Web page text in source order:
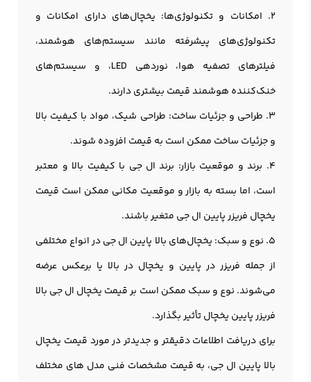
2. امکانات و تکنولوژی‌ها: يخچال‌های دارای امکانات و
تکنولوژی‌های پیشرفته مانند سیستم‌های هوشمند،
فیلترهای تصفیه هوا، نوردهی LED، و سیستم‌های
خنک‌کننده هوشمند قیمت بیشتری دارند.
3. طراحی و جزئیات ساخت: طراحی شیک، مواد با کیفیت بالا
و جزئیات ساخت ممکن است به قیمت افزوده شوند.
4. برند و موقعیت بازار: برند ال جی با کیفیت بالا و معتبر
است، اما بسته به بازار و موقعیت مکانی ممکن است قیمت
یخچال فریزر پایین ال جی متغیر باشند.
5. نوع و سبک: یخچال‌های بالا پایین ال جی در انواع مختلفی
از جمله فريزر در پایین و يخچال در بالا یا برعکس عرضه
می‌شوند. نوع و سبک ممکن است بر قیمت یخچال ال جی بالا
فریزر پایین یخچال تأثیر بگذارد.
برای دریافت اطلاعات دقیقتر و جدیدتر در مورد قیمت یخچال
بالا پایین ال جی، به قیمت مشخصات فنی مدل های مختلف